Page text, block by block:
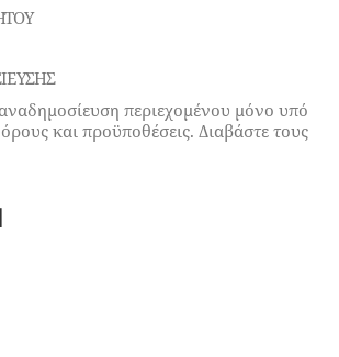
περιεχομένου μόνο υπό
και προϋποθέσεις. Διαβάστε τους